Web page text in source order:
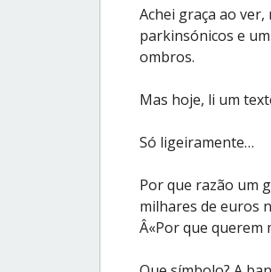
Achei graça ao
parkinsónicos e
ombros.
Mas hoje, li um
Só ligeiramente…
Por que razão um
milhares de euros
Â«Por que querem